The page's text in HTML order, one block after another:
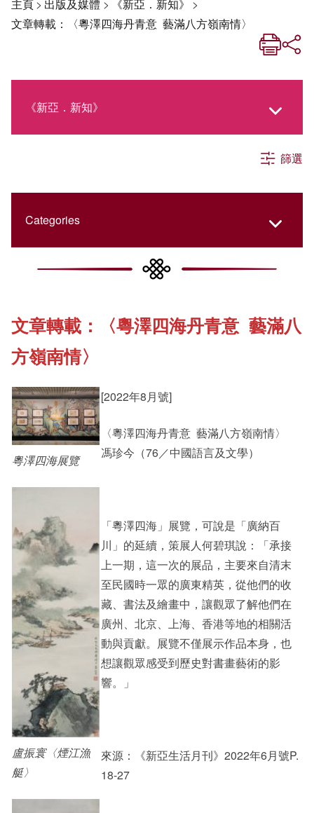
主頁> 出版及媒體 > 《新亞．新知》 >
文章轉載：〈粵澤四海丹青意 藝滿八方嶺南情〉
《新亞．新知》
社交媒體專欄
《新亞簡訊》
《新亞書院概覽》
新亞影集
影片庫
篩選
Categories
College Updates
Cultural Topics
Student Development
Staff Engagement
文章轉載：〈粵澤四海丹青意 藝滿八
方嶺南情〉
粵澤四海展覽
盧振寰〈煙江漁
艇〉
[2022年8月號]
〈粵澤四海丹青意 藝滿八方嶺南情〉
馮珍今（76／中國語言及文學）
「粵澤四海」展覽，可說是「廣納百
川」的延續，策展人何碧琪說：「承接
上一期，這一次的展品，主要來自清末
至民國時一眾的廣東精英，從他們的收
藏、書法及繪畫中，讓觀眾了解他們在
廣州、北京、上海、香港等地的相關活
動與貢獻。展覽不僅展示作品本身，也
想讓觀眾感受到歷史對書畫藝術的影
響。」
來源：《新亞生活月刊》2022年6月號P.
18-27